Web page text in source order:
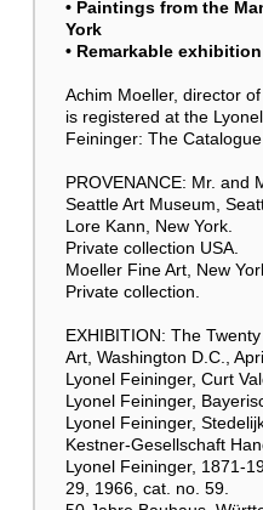
Raumbeispiel
• Paintings from the
York
• Remarkable
Achim Moeller, director
is registered at the
Feininger: The
PROVENANCE: Mr. and
Seattle Art Museum,
Lore Kann, New York.
Private collection USA.
Moeller Fine Art, New
Private collection.
EXHIBITION: The
Art, Washington D.C.,
Lyonel Feininger, Curt
Lyonel Feininger,
Lyonel Feininger,
Kestner-Gesellschaft
Lyonel Feininger, 1871-
29, 1966, cat. no. 59.